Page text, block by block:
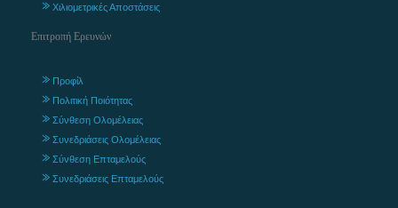
Χιλιομετρικές Αποστάσεις
Επιτροπή Ερευνών
Προφίλ
Πολιτική Ποιότητας
Σύνθεση Ολομέλειας
Συνεδριάσεις Ολομέλειας
Σύνθεση Επταμελούς
Συνεδριάσεις Επταμελούς